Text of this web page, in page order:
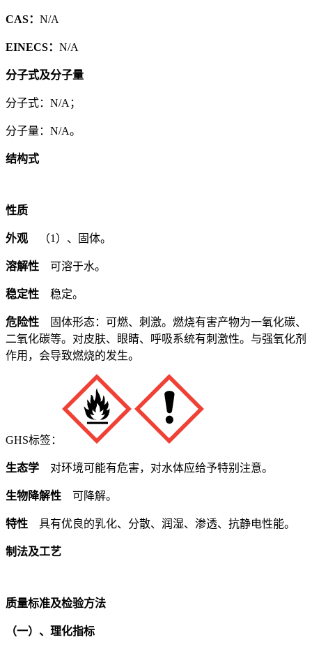
CAS： N/A
EINECS： N/A
分子式及分子量
分子式：N/A；
分子量：N/A。
结构式
性质
外观 （1）、固体。
溶解性 可溶于水。
稳定性 稳定。
危险性
固体形态：可燃、刺激。燃烧有害产物为一氧化碳、
二氧化碳等。对皮肤、眼睛、呼吸系统有刺激性。与强氧化剂
作用，会导致燃烧的发生。
GHS标签：
生态学 对环境可能有危害，对水体应给予特别注意。
生物降解性 可降解。
特性 具有优良的乳化、分散、润湿、渗透、抗静电性能。
制法及工艺
质量标准及检验方法
（一）、理化指标